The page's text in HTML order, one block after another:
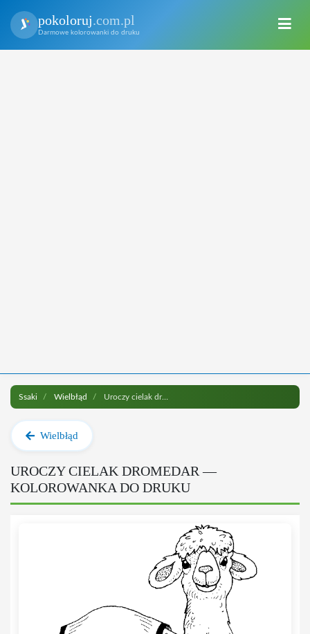
pokoloruj.com.pl
Darmowe kolorowanki do druku
Ssaki Wielbłąd Uroczy cielak dromedar do druku
Wielbłąd
UROCZY CIELAK DROMEDAR —
KOLOROWANKA DO DRUKU